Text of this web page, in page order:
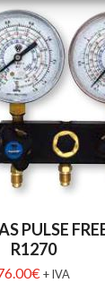
PULSE
R1270
€+ IVA